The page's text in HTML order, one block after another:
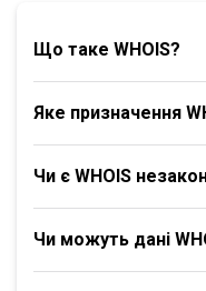
Що таке WHOIS?
Яке призначення
Чи є WHOIS
Чи можуть дані